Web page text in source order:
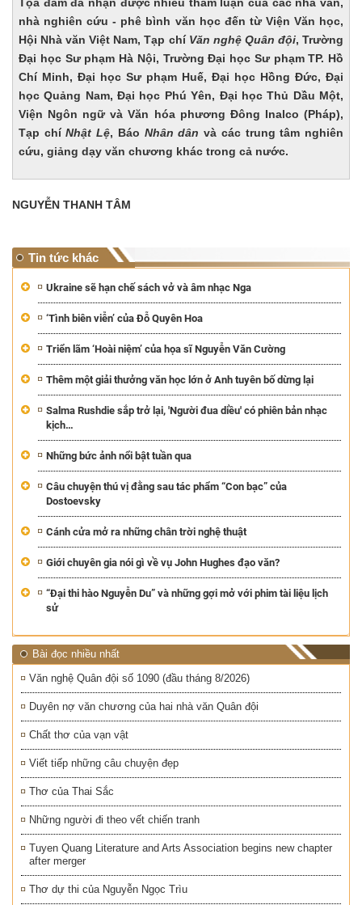
nhà nghiên cứu - phê bình văn học đến từ Viện Văn học,
Hội Nhà văn Việt Nam, Tạp chí Văn nghệ Quân đội, Trường
Đại học Sư phạm Hà Nội, Trường Đại học Sư phạm TP. Hồ
Chí Minh, Đại học Sư phạm Huế, Đại học Hồng Đức, Đại
học Quảng Nam, Đại học Phú Yên, Đại học Thủ Dầu Một,
Viện Ngôn ngữ và Văn hóa phương Đông Inalco (Pháp),
Tạp chíNhật Lệ, Báo Nhân dân và các trung tâm nghiên
cứu, giảng dạy văn chương khác trong cả nước.
NGUYỄN THANH TÂM
Tin tức khác
Ukraine sẽ hạn chế sách vở và âm nhạc Nga
‘Tình biên viễn’ của Đỗ Quyên Hoa
Triển lãm ‘Hoài niệm’ của họa sĩ Nguyễn Văn Cường
Thêm một giải thưởng văn học lớn ở Anh tuyên bố dừng lại
Salma Rushdie sắp trở lại, 'Người đua diều' có phiên bản nhạc
kịch…
Những bức ảnh nổi bật tuần qua
Câu chuyện thú vị đằng sau tác phẩm “Con bạc” của
Dostoevsky
Cánh cửa mở ra những chân trời nghệ thuật
Giới chuyên gia nói gì về vụ John Hughes đạo văn?
“Đại thi hào Nguyễn Du” và những gợi mở với phim tài liệu lịch
sử
Bài đọc nhiều nhất
Văn nghệ Quân đội số 1090 (đầu tháng 8/2026)
Duyên nợ văn chương của hai nhà văn Quân đội
Chất thơ của vạn vật
Viết tiếp những câu chuyện đẹp
Thơ của Thai Sắc
Những người đi theo vết chiến tranh
Tuyen Quang Literature and Arts Association begins new chapter
after merger
Thơ dự thi của Nguyễn Ngọc Trìu